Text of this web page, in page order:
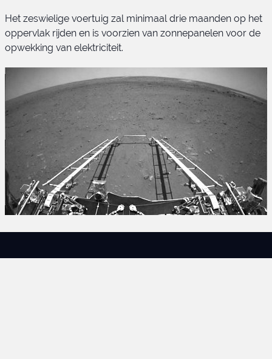
Het zeswielige voertuig zal minimaal drie maanden op het
oppervlak rijden en is voorzien van zonnepanelen voor de
opwekking van elektriciteit.